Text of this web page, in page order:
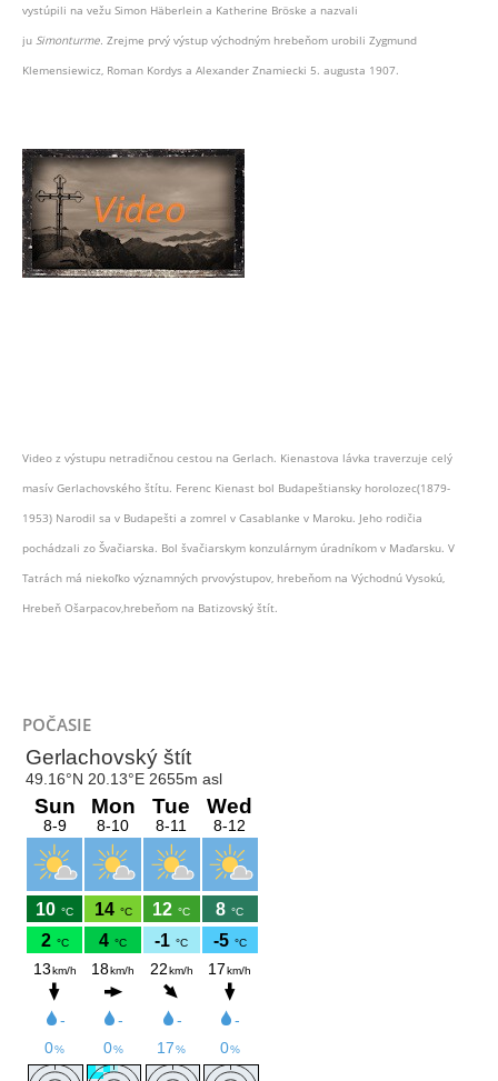
vystúpili na vežu Simon Häberlein a Katherine Bröske a nazvali
ju Simonturme. Zrejme prvý výstup východným hrebeňom urobili Zygmund
Klemensiewicz, Roman Kordys a Alexander Znamiecki 5. augusta 1907.
Video z výstupu netradičnou cestou na Gerlach. Kienastova lávka traverzuje celý
masív Gerlachovského štítu. Ferenc Kienast bol Budapeštiansky horolozec(1879-
1953) Narodil sa v Budapešti a zomrel v Casablanke v Maroku. Jeho rodičia
pochádzali zo Švačiarska. Bol švačiarskym konzulárnym úradníkom v Maďarsku. V
Tatrách má niekoľko významných prvovýstupov, hrebeňom na Východnú Vysokú,
Hrebeň Ošarpacov,hrebeňom na Batizovský štít.
POČASIE